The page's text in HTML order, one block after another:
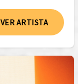
VER ARTISTA